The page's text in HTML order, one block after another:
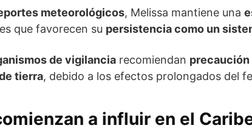
meteorológicos, Melissa mantiene una
que favorecen su persistencia como un
de vigilancia recomiendan
tierra, debido a los efectos prolongados del
a influir en el